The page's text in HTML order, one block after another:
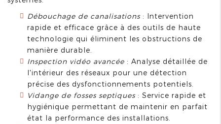
Débouchage de canalisations : Intervention
rapide et efficace grâce à des outils de haute
technologie qui éliminent les obstructions de
manière durable.
Inspection vidéo avancée : Analyse détaillée de
l'intérieur des réseaux pour une détection
précise des dysfonctionnements potentiels.
Vidange de fosses septiques : Service rapide et
hygiénique permettant de maintenir en parfait
état la performance des installations.